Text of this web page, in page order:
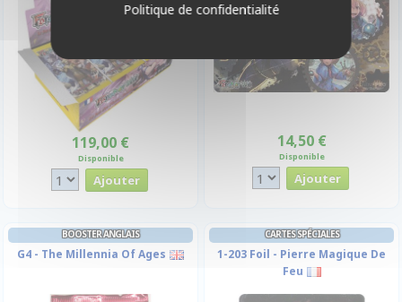
119,00 €
Disponible
14,50 €
Disponible
BOOSTER ANGLAIS
G4 - The Millennia Of Ages
CARTES SPÉCIALES
1-203 Foil - Pierre Magique De
Feu
Politique de confidentialité